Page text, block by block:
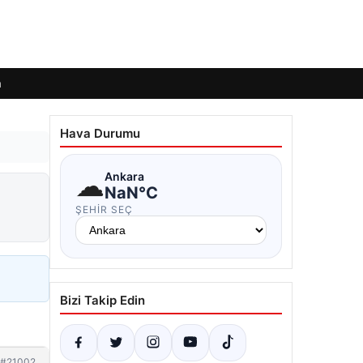
Hava Durumu
☁Ankara
NaN°C
ŞEHIR SEÇ
Bizi Takip Edin